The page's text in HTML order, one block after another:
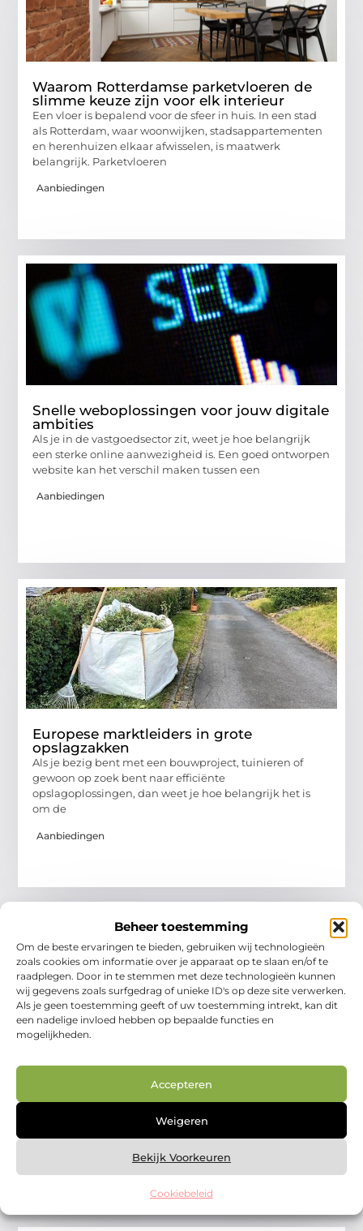
Beheer toestemming
Om de beste ervaringen te bieden, gebruiken wij technologieën
zoals cookies om informatie over je apparaat op te slaan en/of te
raadplegen. Door in te stemmen met deze technologieën kunnen
wij gegevens zoals surfgedrag of unieke ID's op deze site verwerken.
Als je geen toestemming geeft of uw toestemming intrekt, kan dit
een nadelige invloed hebben op bepaalde functies en
mogelijkheden.
Accepteren
Weigeren
Bekijk Voorkeuren
Cookiebeleid
Waarom Rotterdamse parketvloeren de
slimme keuze zijn voor elk interieur
Een vloer is bepalend voor de sfeer in huis. In een stad
als Rotterdam, waar woonwijken, stadsappartementen
en herenhuizen elkaar afwisselen, is maatwerk
belangrijk. Parketvloeren
Aanbiedingen
Snelle weboplossingen voor jouw digitale
ambities
Als je in de vastgoedsector zit, weet je hoe belangrijk
een sterke online aanwezigheid is. Een goed ontworpen
website kan het verschil maken tussen een
Aanbiedingen
Europese marktleiders in grote
opslagzakken
Als je bezig bent met een bouwproject, tuinieren of
gewoon op zoek bent naar efficiënte
opslagoplossingen, dan weet je hoe belangrijk het is
om de
Aanbiedingen
Een open keuken is tegenwoordig in veel woningen de
norm. Het idee van één grote leefruimte waarin koken,
eten en leven samenkomen, spreekt velen aan.